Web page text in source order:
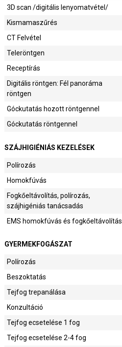
3D scan /digitális lenyomatvétel/
Kismamaszűrés
CT Felvétel
Teleröntgen
Receptírás
Digitális röntgen: Fél panoráma
röntgen
Góckutatás hozott röntgennel
Góckutatás röntgennel
SZÁJHIGIÉNIÁS KEZELÉSEK
Polírozás
Homokfúvás
Fogkőeltávolítás, polírozás,
szájhigéniás tanácsadás
EMS homokfúvás és fogkőeltávolítás
GYERMEKFOGÁSZAT
Polírozás
Beszoktatás
Tejfog trepanálása
Konzultáció
Tejfog ecsetelése 1 fog
Tejfog ecsetelése 2-4 fog